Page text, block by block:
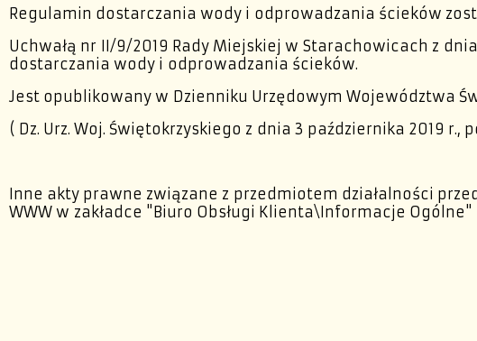
Regulamin dostarczania wody i odprowadzania ścieków
Uchwałą nr II/9/2019 Rady Miejskiej w Starachowicach z
dostarczania wody i odprowadzania ścieków.
Jest opublikowany w Dzienniku Urzędowym Województwa
( Dz. Urz. Woj. Świętokrzyskiego z dnia 3 października 2019 r.,
Inne akty prawne związane z przedmiotem działalności
WWW w zakładce "Biuro Obsługi Klienta\Informacje Ogólne"